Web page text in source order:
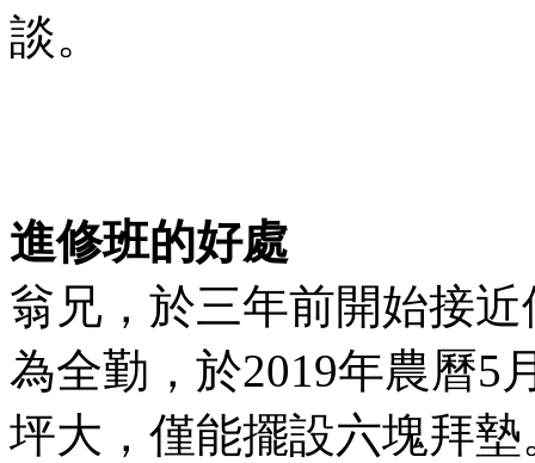
談。
進修班的好處
翁兄，於三年前開始接
為全勤，於2019年農曆5
坪大，僅能擺設六塊拜